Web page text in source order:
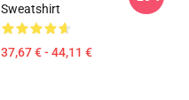
Sweatshirt
37,67 € - 44,11 €